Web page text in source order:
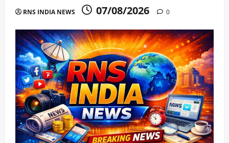
RNS INDIA NEWS 07/08/2026 0